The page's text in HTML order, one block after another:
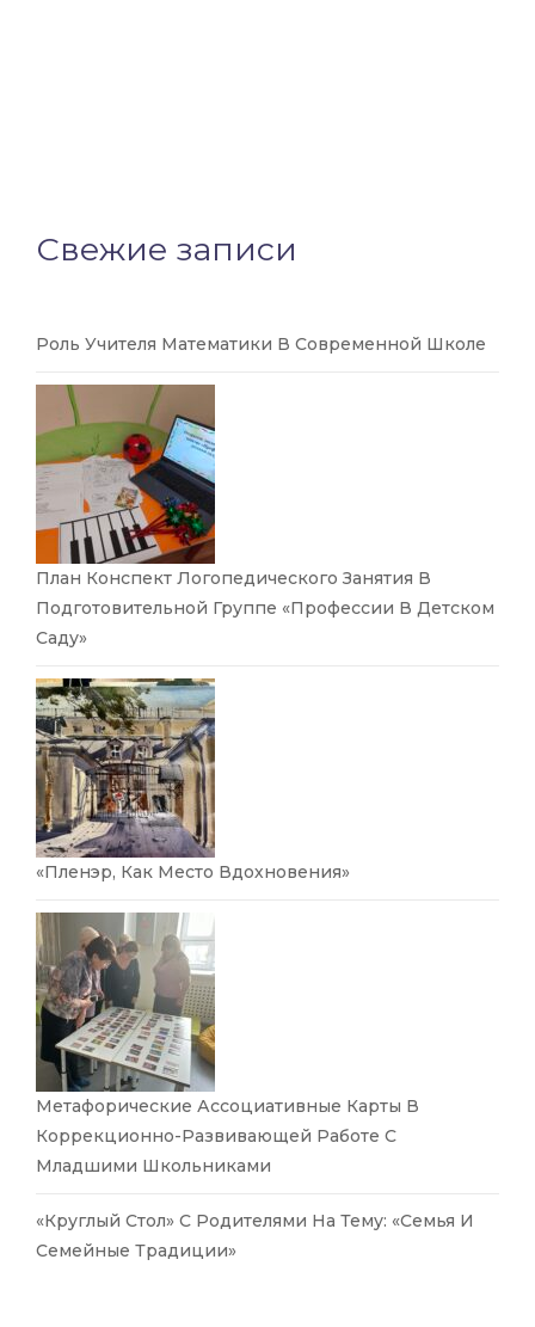
Свежие записи
Роль Учителя Математики В Современной Школе
План Конспект Логопедического Занятия В
Подготовительной Группе «Профессии В Детском
Саду»
«Пленэр, Как Место Вдохновения»
Метафорические Ассоциативные Карты В
Коррекционно-Развивающей Работе С
Младшими Школьниками
«Круглый Стол» С Родителями На Тему: «Семья И
Семейные Традиции»